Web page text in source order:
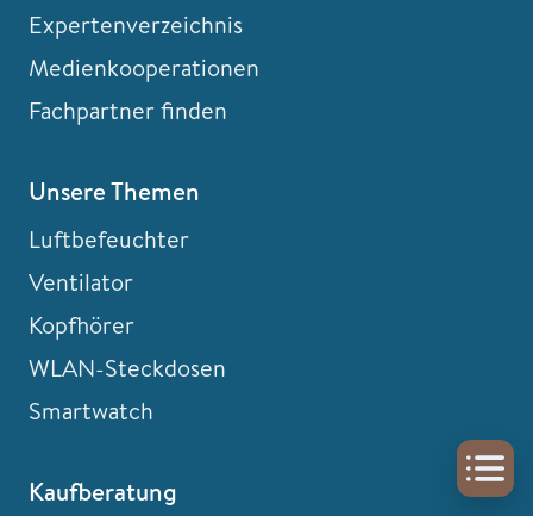
Expertenverzeichnis
Medienkooperationen
Fachpartner finden
Unsere Themen
Luftbefeuchter
Ventilator
Kopfhörer
WLAN-Steckdosen
Smartwatch
Kaufberatung